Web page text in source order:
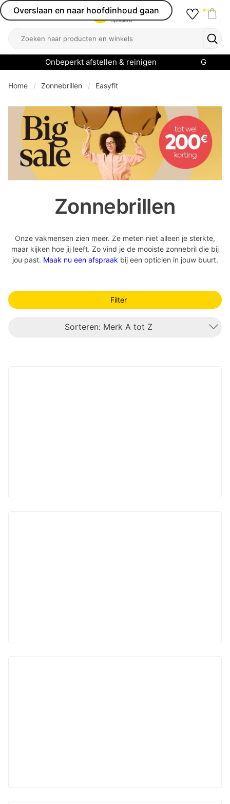
Overslaan en naar hoofdinhoud gaan
Open menu
Zoeken
Onbeperkt afstellen & reinigen
menu
Home Zonnebrillen Easyfit
Zonnebrillen
Onze vakmensen zien meer. Ze meten niet alleen je sterkte,
maar kijken hoe jij leeft. Zo vind je de mooiste zonnebril die bij
jou past. Maak nu een afspraak bij een opticien in jouw buurt.
Filter
Sorteren: Merk A tot Z